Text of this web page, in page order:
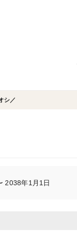
シ／
2038年1月1日